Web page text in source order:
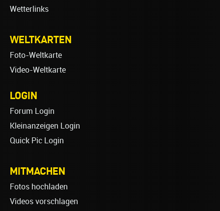
Wetterlinks
WELTKARTEN
Foto-Weltkarte
Video-Weltkarte
LOGIN
Forum Login
Kleinanzeigen Login
Quick Pic Login
MITMACHEN
Fotos hochladen
Videos vorschlagen